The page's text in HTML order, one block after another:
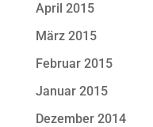
April 2015
März 2015
Februar 2015
Januar 2015
Dezember 2014